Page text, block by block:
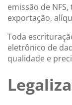
emissão de
exportação,
Toda
eletrônico de
qualidade e